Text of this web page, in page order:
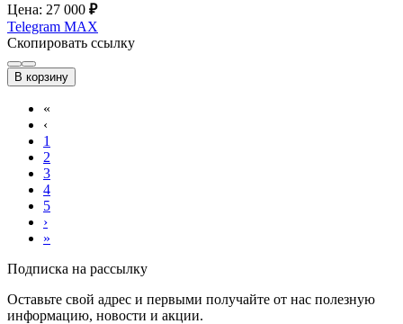
Цена: 27 000 ₽
Telegram MAX
Скопировать ссылку
В корзину
«
‹
1
2
3
4
5
›
»
Подписка на рассылку
Оставьте свой адрес и первыми получайте от нас полезную
информацию, новости и акции.